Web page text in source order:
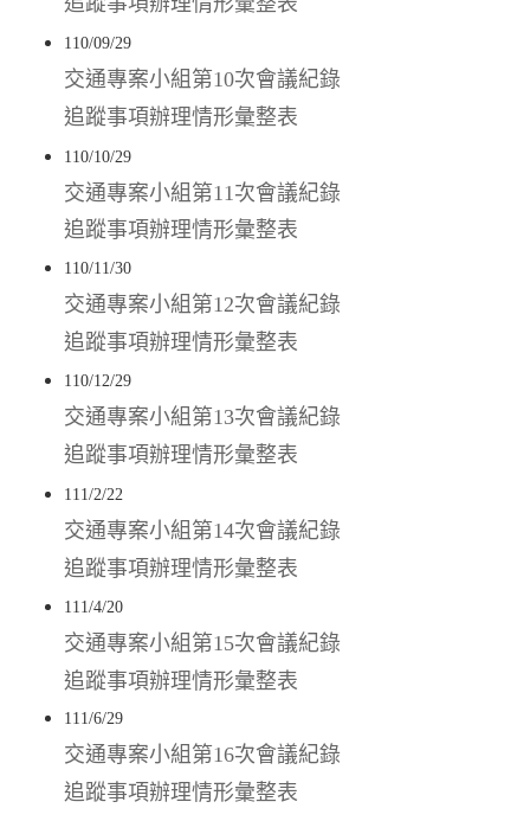
110/09/29
交通專案小組第10次會議紀錄
追蹤事項辦理情形彙整表
110/10/29
交通專案小組第11次會議紀錄
追蹤事項辦理情形彙整表
110/11/30
交通專案小組第12次會議紀錄
追蹤事項辦理情形彙整表
110/12/29
交通專案小組第13次會議紀錄
追蹤事項辦理情形彙整表
111/2/22
交通專案小組第14次會議紀錄
追蹤事項辦理情形彙整表
111/4/20
交通專案小組第15次會議紀錄
追蹤事項辦理情形彙整表
111/6/29
交通專案小組第16次會議紀錄
追蹤事項辦理情形彙整表